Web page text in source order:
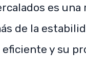
es una
de la
y su